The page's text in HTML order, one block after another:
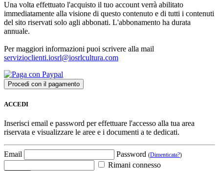
Una volta effettuato l'acquisto il tuo account verrà abilitato
immediatamente alla visione di questo contenuto e di tutti i contenuti
del sito riservati solo agli abbonati. L'abbonamento ha durata
annuale.
Per maggiori informazioni puoi scrivere alla mail
servizioclienti.iosrl@iosrlcultura.com
ACCEDI
Inserisci email e password per effettuare l'accesso alla tua area
riservata e visualizzare le aree e i documenti a te dedicati.
Email Password (Dimenticata?)
Rimani connesso